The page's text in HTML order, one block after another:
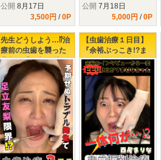
公開 8月17日
3,500円 /0P
公開 7月18日
5,000円 /0P
先生どうしよう…⁉治
療前の虫歯を襲った
悲劇…【足立友梨の
虫歯治療2日目】
【虫歯治療１日目】
『余裕ぶっこき!?ま
りなちゃん♥３年ぶり
の歯医者で下される
タービンの制裁』